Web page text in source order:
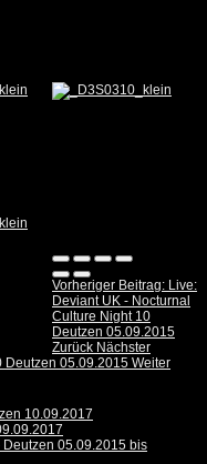
Vorheriger Beitrag: Live:
Deviant UK - Nocturnal
Culture Night 10
Deutzen 05.09.2015
Zurück Nächster
Deutzen 05.09.2015 Weiter
10.09.2017
05.09.2015 bis